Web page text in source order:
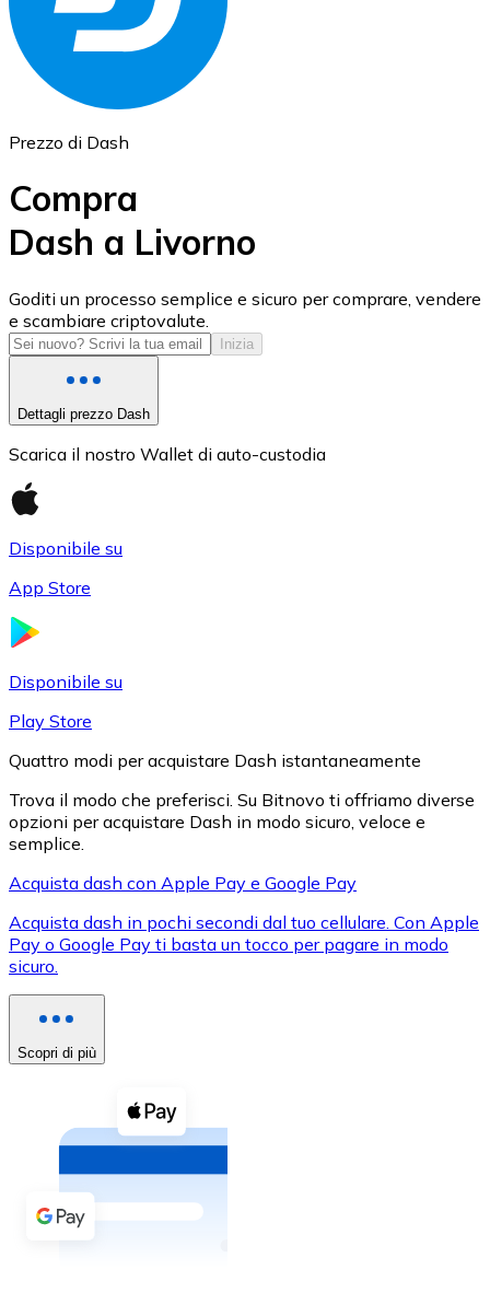
ETH
USD Coin
USDC
XRP
XRP
Vedi tutto
Buoni cripto
Acquista criptovalute in contanti e altri mezzi di
Acquista con contanti
Bonifico SEPA
Prezzo di Dash
Compra
Dash a Livorno
Goditi un processo semplice e sicuro per comprare, vendere
e scambiare criptovalute.
Inizia
Dettagli prezzo Dash
Scarica il nostro Wallet di auto-custodia
Disponibile su
App Store
Disponibile su
Play Store
Quattro modi per acquistare Dash istantaneamente
Trova il modo che preferisci. Su Bitnovo ti offriamo diverse
opzioni per acquistare Dash in modo sicuro, veloce e
semplice.
Acquista dash con Apple Pay e Google Pay
Acquista dash in pochi secondi dal tuo cellulare. Con Apple
Pay o Google Pay ti basta un tocco per pagare in modo
sicuro.
Scopri di più